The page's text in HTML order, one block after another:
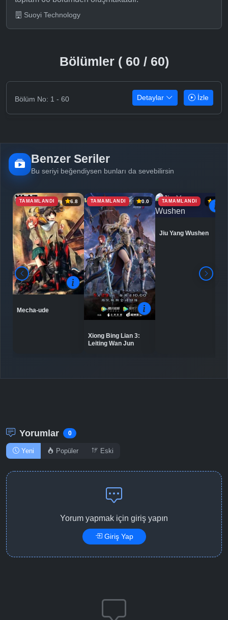
Suoyi Technology
Bölümler ( 60 / 60)
Bölüm No: 1 - 60 Detaylar İzle
Benzer Seriler
Bu seriyi beğendiysen bunları da sevebilirsin
TAMAMLANDI 6.8
Mecha-ude
TAMAMLANDI 0.0
Xiong Bing Lian 3:
Leiting Wan Jun
TAMAMLANDI 6.9
Jiu Yang Wushen
Yorumlar 0
Yeni Popüler Eski
Yorum yapmak için giriş yapın
Giriş Yap